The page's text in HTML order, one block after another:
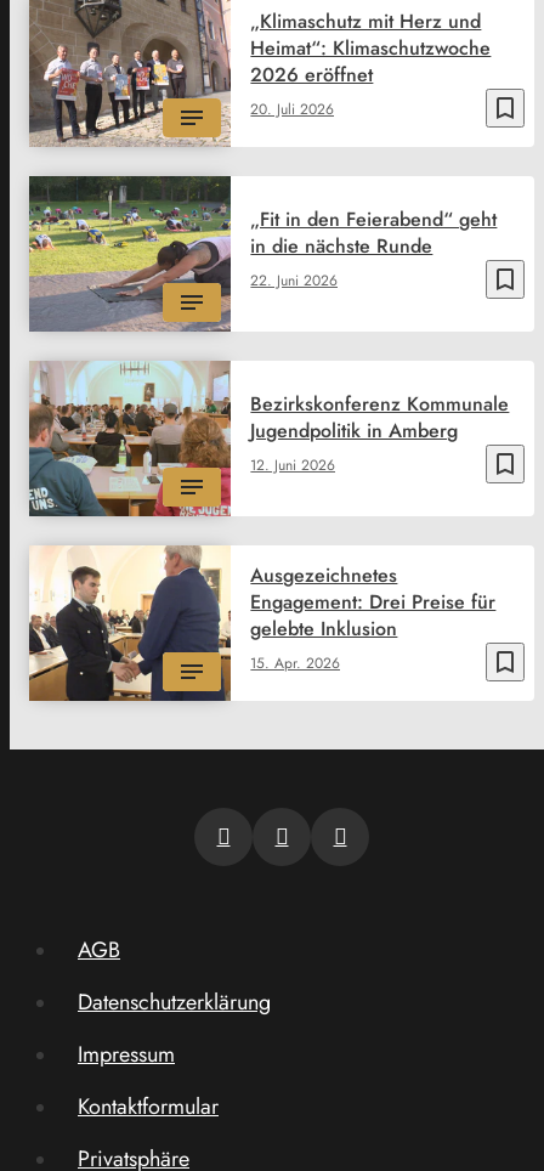
bookmark_border
20. Juli 2026
„Klimaschutz mit Herz und
Heimat“: Klimaschutzwoche
2026 eröffnet
bookmark_border
22. Juni 2026
„Fit in den Feierabend“ geht
in die nächste Runde
bookmark_border
12. Juni 2026
Bezirkskonferenz Kommunale
Jugendpolitik in Amberg
bookmark_border
15. Apr. 2026
Ausgezeichnetes
Engagement: Drei Preise für
gelebte Inklusion
AGB
Datenschutzerklärung
Impressum
Kontaktformular
Privatsphäre